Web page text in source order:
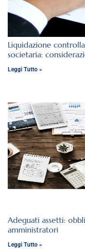
Liquidazione
societaria:
Leggi Tutto »
Adeguati assetti:
amministratori
Leggi Tutto »